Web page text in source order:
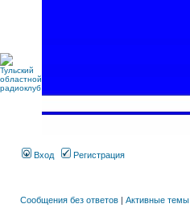
Вход Регистрация
Сообщения без ответов | Активные темы